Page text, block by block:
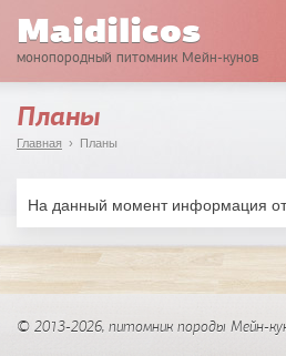
Maidilicos
монопородный питомник Мейн-кунов
Планы
Главная › Планы
На данный момент информация
© 2013-2026, питомник породы Мейн-